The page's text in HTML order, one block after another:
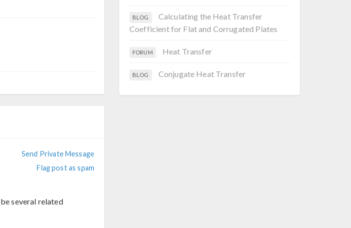
Send Private Message
Flag post as spam
several related
BLOG
Calculating the Heat Transfer
Coefficient for Flat and Corrugated Plates
FORUM Heat Transfer
BLOG Conjugate Heat Transfer